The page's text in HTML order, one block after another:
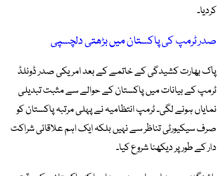
کردیا۔
صدر ٹرمپ کی پاکستان میں بڑھتی دلچسپی
پاک بھارت کشیدگی کے خاتمے کے بعد امریکی صدر ڈونلڈ
ٹرمپ کے بیانات میں پاکستان کے حوالے سے مثبت تبدیلی
نمایاں ہونے لگی۔ ٹرمپ انتظامیہ نے پہلی مرتبہ پاکستان کو
صرف سیکیورٹی تناظر سے نہیں بلکہ ایک اہم علاقائی شراکت
دار کے طور پر دیکھنا شروع کیا۔